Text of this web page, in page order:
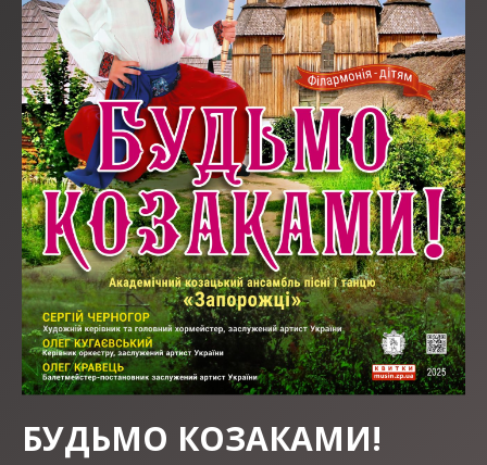
БУДЬМО КОЗАКАМИ!